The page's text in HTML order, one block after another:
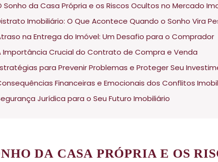
Sonho da Casa Própria e os Riscos Ocultos no Mercado
Imobiliário: O Que Acontece Quando o Sonho Vira
na Entrega do Imóvel: Um Desafio para o Comprador
Importância Crucial do Contrato de Compra e Venda
para Prevenir Problemas e Proteger Seu
Financeiras e Emocionais dos Conflitos
Jurídica para o Seu Futuro Imobiliário
DA CASA PRÓPRIA E OS